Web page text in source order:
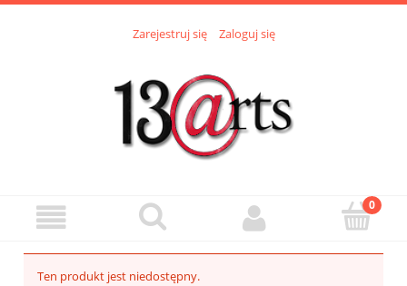
Zarejestruj się Zaloguj się
Ten produkt jest niedostępny.